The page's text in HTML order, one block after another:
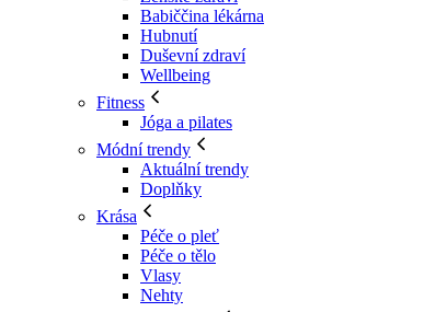
Babiččina lékárna
Hubnutí
Duševní zdraví
Wellbeing
Fitness
Jóga a pilates
Módní trendy
Aktuální trendy
Doplňky
Krása
Péče o pleť
Péče o tělo
Vlasy
Nehty